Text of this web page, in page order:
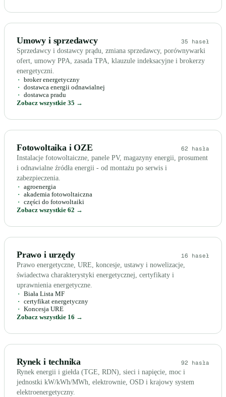
Umowy i sprzedawcy 35 haseł
Sprzedawcy i dostawcy prądu, zmiana sprzedawcy, porównywarki
ofert, umowy PPA, zasada TPA, klauzule indeksacyjne i brokerzy
energetyczni.
broker energetyczny
dostawca energii odnawialnej
dostawca pradu
Zobacz wszystkie 35 →
Fotowoltaika i OZE 62 hasła
Instalacje fotowoltaiczne, panele PV, magazyny energii, prosument
i odnawialne źródła energii - od montażu po serwis i
zabezpieczenia.
agroenergia
akademia fotowoltaiczna
części do fotowoltaiki
Zobacz wszystkie 62 →
Prawo i urzędy 16 haseł
Prawo energetyczne, URE, koncesje, ustawy i nowelizacje,
świadectwa charakterystyki energetycznej, certyfikaty i
uprawnienia energetyczne.
Biała Lista MF
certyfikat energetyczny
Koncesja URE
Zobacz wszystkie 16 →
Rynek i technika 92 hasła
Rynek energii i giełda (TGE, RDN), sieci i napięcie, moc i
jednostki kW/kWh/MWh, elektrownie, OSD i krajowy system
elektroenergetyczny.